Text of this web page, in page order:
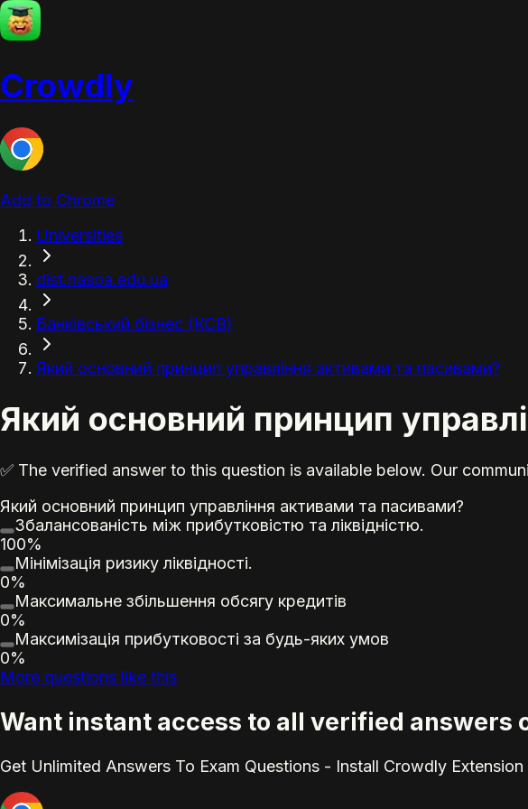
Crowdly
Add to Chrome
Universities
dist.nasoa.edu.ua
Банківський бізнес (КСВ)
Який основний принцип управління активами та пасивами?
Який основний принцип
✅ The verified answer to this question is available below. Our
Який основний принцип управління активами та пасивами?
Збалансованість між прибутковістю та ліквідністю.
100%
Мінімізація ризику ліквідності.
0%
Максимальне збільшення обсягу кредитів
0%
Максимізація прибутковості за будь-яких умов
0%
More questions like this
Want instant access to all verified answers
Get Unlimited Answers To Exam Questions - Install Crowdly